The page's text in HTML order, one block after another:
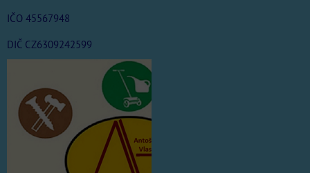
IČO 45567948
DIČ CZ6309242599